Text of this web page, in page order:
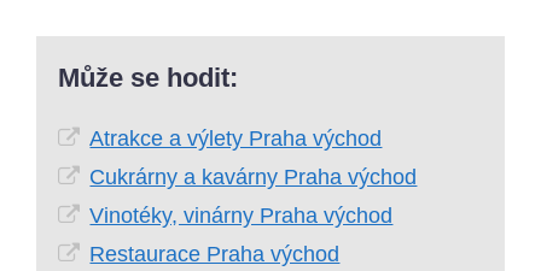
Může se hodit:
Atrakce a výlety Praha východ
Cukrárny a kavárny Praha východ
Vinotéky, vinárny Praha východ
Restaurace Praha východ